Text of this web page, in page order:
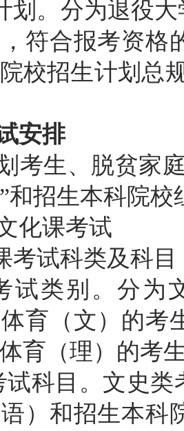
划。分为退役
符合报考资格
校招生计划总
安排
考生、脱贫家
和招生本科院
化课考试
考试科类及科目
试类别。分为
体育（文）的
体育（理）的考
试科目。文史
）和招生本科